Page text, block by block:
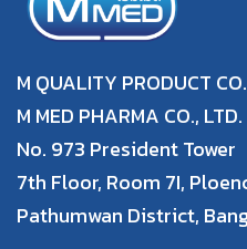
M QUALITY PRODUCT
M MED PHARMA CO., LTD.
No. 973 President Tower
7th Floor, Room 7I,
Pathumwan District,